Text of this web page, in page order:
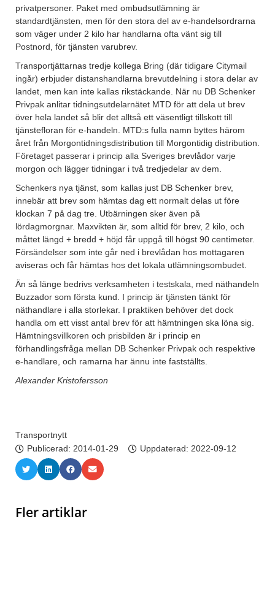
privatpersoner. Paket med ombudsutlämning är
standardtjänsten, men för den stora del av e-handelsordrarna
som väger under 2 kilo har handlarna ofta vänt sig till
Postnord, för tjänsten varubrev.
Transportjättarnas tredje kollega Bring (där tidigare Citymail
ingår) erbjuder distanshandlarna brevutdelning i stora delar av
landet, men kan inte kallas rikstäckande. När nu DB Schenker
Privpak anlitar tidningsutdelarnätet MTD för att dela ut brev
över hela landet så blir det alltså ett väsentligt tillskott till
tjänstefloran för e-handeln. MTD:s fulla namn byttes härom
året från Morgontidningsdistribution till Morgontidig distribution.
Företaget passerar i princip alla Sveriges brevlådor varje
morgon och lägger tidningar i två tredjedelar av dem.
Schenkers nya tjänst, som kallas just DB Schenker brev,
innebär att brev som hämtas dag ett normalt delas ut före
klockan 7 på dag tre. Utbärningen sker även på
lördagmorgnar. Maxvikten är, som alltid för brev, 2 kilo, och
måttet längd + bredd + höjd får uppgå till högst 90 centimeter.
Försändelser som inte går ned i brevlådan hos mottagaren
aviseras och får hämtas hos det lokala utlämningsombudet.
Än så länge bedrivs verksamheten i testskala, med näthandeln
Buzzador som första kund. I princip är tjänsten tänkt för
näthandlare i alla storlekar. I praktiken behöver det dock
handla om ett visst antal brev för att hämtningen ska löna sig.
Hämtningsvillkoren och prisbilden är i princip en
förhandlingsfråga mellan DB Schenker Privpak och respektive
e-handlare, och ramarna har ännu inte fastställts.
Alexander Kristofersson
Transportnytt
Publicerad: 2014-01-29 Uppdaterad: 2022-09-12
Fler artiklar